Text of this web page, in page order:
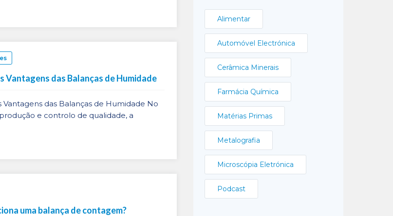
Vantagens das Balanças de Humidade
Vantagens das Balanças de Humidade No
e controlo de qualidade, a
uma balança de contagem?
Alimentar
Automóvel Electrónica
Cerâmica Minerais
Farmácia Química
Matérias Primas
Metalografia
Microscópia Eletrónica
Podcast